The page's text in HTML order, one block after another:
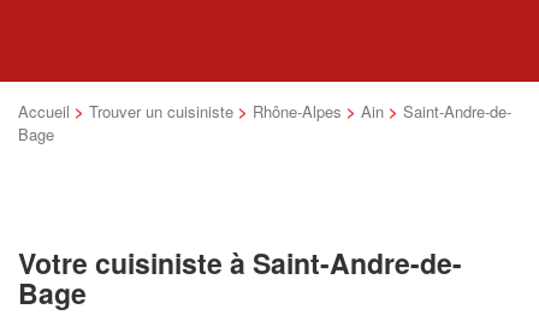
Accueil > Trouver un cuisiniste > Rhône-Alpes > Ain > Saint-Andre-de-
Bage
Votre cuisiniste à Saint-Andre-de-
Bage